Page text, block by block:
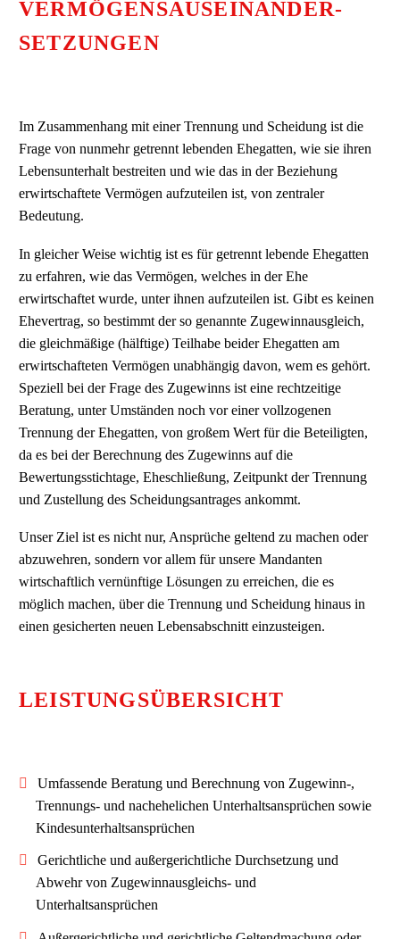
VERMÖGENSAUSEINANDER-
SETZUNGEN
Im Zusammenhang mit einer Trennung und Scheidung ist die
Frage von nunmehr getrennt lebenden Ehegatten, wie sie ihren
Lebensunterhalt bestreiten und wie das in der Beziehung
erwirtschaftete Vermögen aufzuteilen ist, von zentraler
Bedeutung.
In gleicher Weise wichtig ist es für getrennt lebende Ehegatten
zu erfahren, wie das Vermögen, welches in der Ehe
erwirtschaftet wurde, unter ihnen aufzuteilen ist. Gibt es keinen
Ehevertrag, so bestimmt der so genannte Zugewinnausgleich,
die gleichmäßige (hälftige) Teilhabe beider Ehegatten am
erwirtschafteten Vermögen unabhängig davon, wem es gehört.
Speziell bei der Frage des Zugewinns ist eine rechtzeitige
Beratung, unter Umständen noch vor einer vollzogenen
Trennung der Ehegatten, von großem Wert für die Beteiligten,
da es bei der Berechnung des Zugewinns auf die
Bewertungsstichtage, Eheschließung, Zeitpunkt der Trennung
und Zustellung des Scheidungsantrages ankommt.
Unser Ziel ist es nicht nur, Ansprüche geltend zu machen oder
abzuwehren, sondern vor allem für unsere Mandanten
wirtschaftlich vernünftige Lösungen zu erreichen, die es
möglich machen, über die Trennung und Scheidung hinaus in
einen gesicherten neuen Lebensabschnitt einzusteigen.
LEISTUNGSÜBERSICHT
Umfassende Beratung und Berechnung von Zugewinn-,
Trennungs- und nachehelichen Unterhaltsansprüchen sowie
Kindesunterhaltsansprüchen
Gerichtliche und außergerichtliche Durchsetzung und
Abwehr von Zugewinnausgleichs- und
Unterhaltsansprüchen